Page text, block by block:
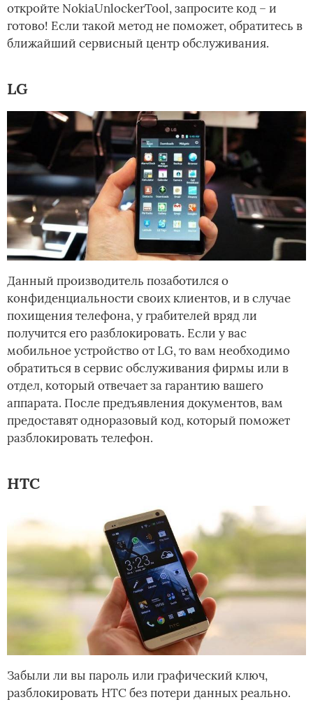
откройте NokiaUnlockerTool, запросите код – и
готово! Если такой метод не поможет, обратитесь в
ближайший сервисный центр обслуживания.
LG
Данный производитель позаботился о
конфиденциальности своих клиентов, и в случае
похищения телефона, у грабителей вряд ли
получится его разблокировать. Если у вас
мобильное устройство от LG, то вам необходимо
обратиться в сервис обслуживания фирмы или в
отдел, который отвечает за гарантию вашего
аппарата. После предъявления документов, вам
предоставят одноразовый код, который поможет
разблокировать телефон.
HTC
Забыли ли вы пароль или графический ключ,
разблокировать HTC без потери данных реально.